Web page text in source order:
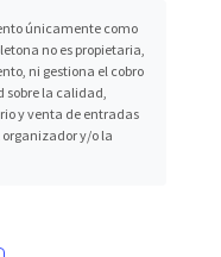
únicamente como
no es propietaria,
ni gestiona el cobro
sobre la calidad,
y venta de entradas
y/o la